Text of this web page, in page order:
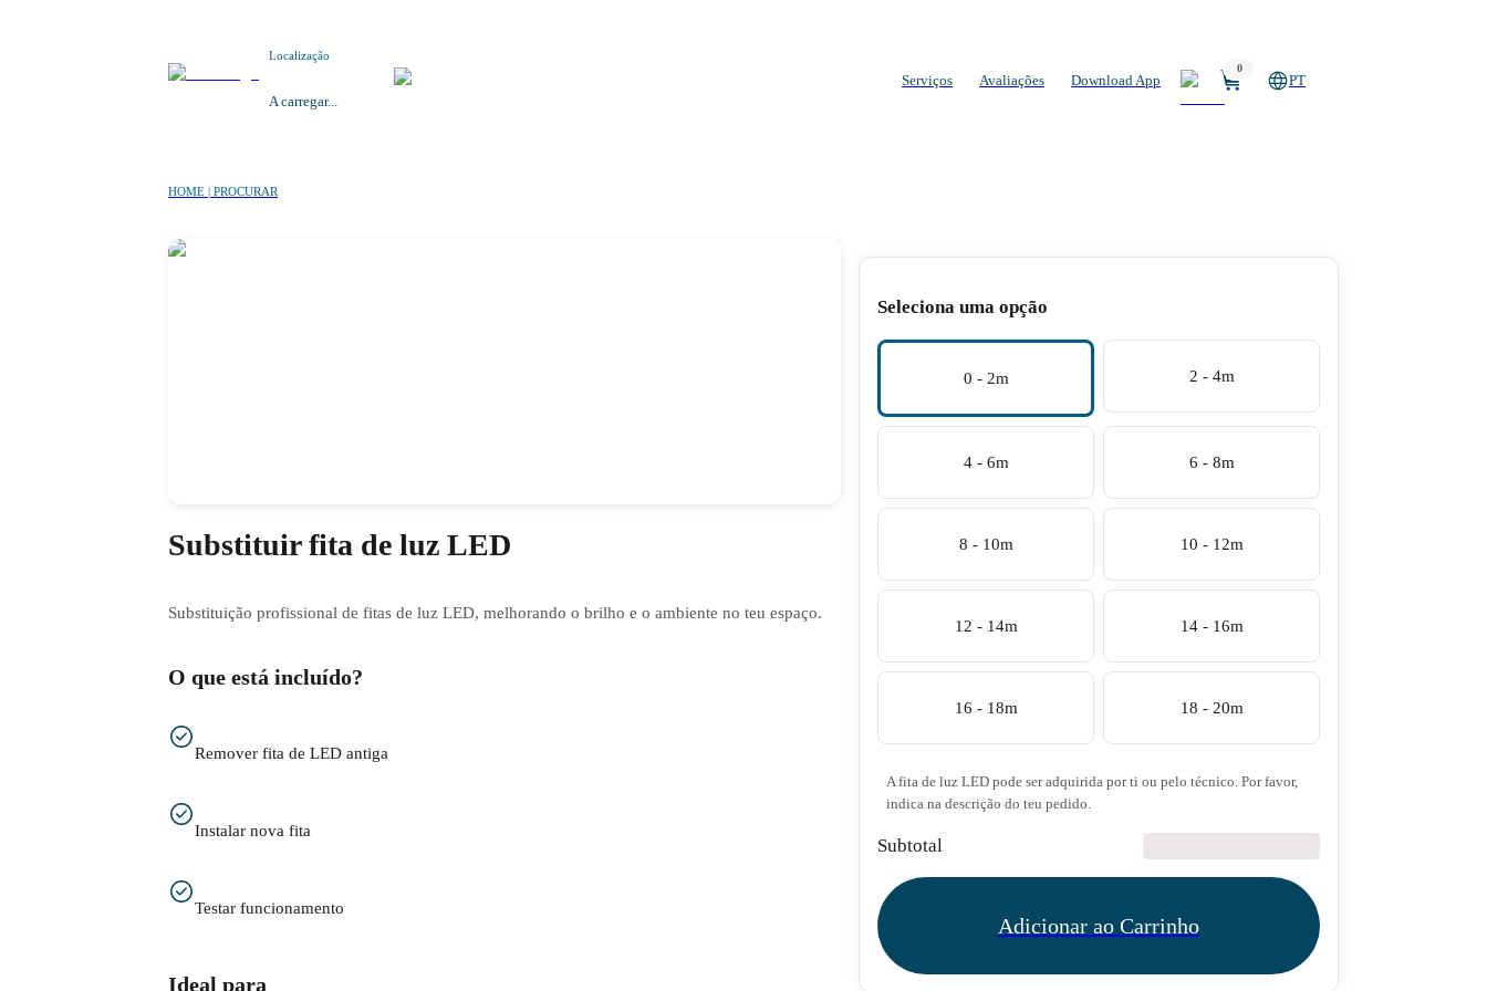
Localização
A carregar...
Serviços Avaliações Download App
0
PT
HOME | PROCURAR
Substituir fita de luz LED
Substituição profissional de fitas de luz LED, melhorando o brilho e o ambiente no teu espaço.
O que está incluído?
Remover fita de LED antiga
Instalar nova fita
Testar funcionamento
Ideal para
Seleciona uma opção
0 - 2m 2 - 4m
4 - 6m 6 - 8m
8 - 10m 10 - 12m
12 - 14m 14 - 16m
16 - 18m 18 - 20m
A fita de luz LED pode ser adquirida por ti ou pelo técnico. Por favor,
indica na descrição do teu pedido.
Subtotal
Adicionar ao Carrinho